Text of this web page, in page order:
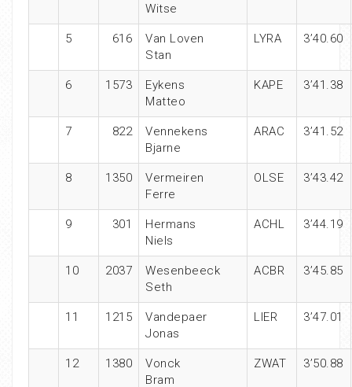
Witse
5 616
Van Loven
Stan
LYRA 3’40.60
6 1573
Eykens
Matteo
KAPE 3’41.38
7 822
Vennekens
Bjarne
ARAC 3’41.52
8 1350
Vermeiren
Ferre
OLSE 3’43.42
9 301
Hermans
Niels
ACHL 3’44.19
10 2037
Wesenbeeck
Seth
ACBR 3’45.85
11 1215
Vandepaer
Jonas
LIER 3’47.01
12 1380
Vonck
Bram
ZWAT 3’50.88